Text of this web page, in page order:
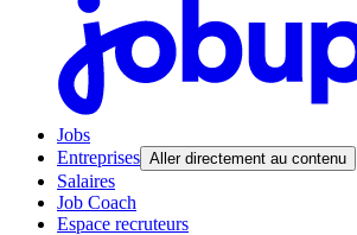
Jobs
Entreprises Aller directement au contenu
Salaires
Job Coach
Espace recruteurs